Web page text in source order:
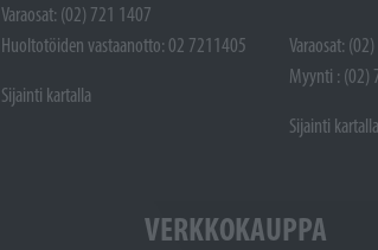
Varaosat: (02) 721 1407
Huoltotöiden vastaanotto: 02 7211405
Sijainti kartalla
Varaosat:
Myynti : (02)
Sijainti kartalla
VERKKOKAUPPA